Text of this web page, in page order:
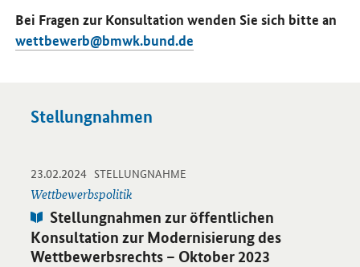
Bei Fragen zur Konsultation wenden Sie sich bitte an
wettbewerb@bmwk.bund.de
Stellungnahmen
23.02.2024 -
STELLUNGNAHME
Wettbewerbspolitik
Publikation:
Stellungnahmen zur öffentlichen
Konsultation zur Modernisierung des
Wettbewerbsrechts – Oktober 2023
Öffnet ZIP "Stellungnahmen zur öffentlichen Konsultation zur